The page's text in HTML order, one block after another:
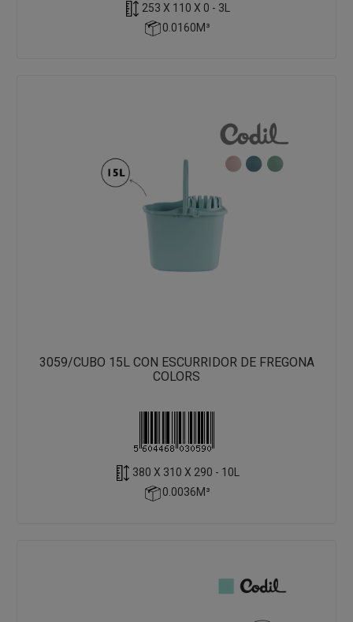
253 X 110 X 0 - 3L
0.0160M³
3059/CUBO 15L CON ESCURRIDOR DE FREGONA
COLORS
380 X 310 X 290 - 10L
0.0036M³